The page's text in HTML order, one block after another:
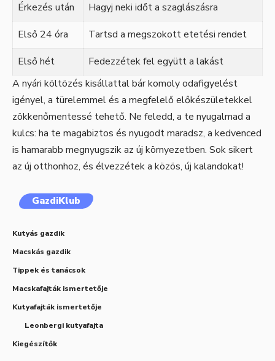
Érkezés után
Hagyj neki időt a szaglászásra
Első 24 óra
Tartsd a megszokott etetési rendet
Első hét
Fedezzétek fel együtt a lakást
A nyári költözés kisállattal bár komoly odafigyelést
igényel, a türelemmel és a megfelelő előkészületekkel
zökkenőmentessé tehető. Ne feledd, a te nyugalmad a
kulcs: ha te magabiztos és nyugodt maradsz, a kedvenced
is hamarabb megnyugszik az új környezetben. Sok sikert
az új otthonhoz, és élvezzétek a közös, új kalandokat!
GazdiKlub
Kutyás gazdik
Macskás gazdik
Tippek és tanácsok
Macskafajták ismertetője
Kutyafajták ismertetője
Leonbergi kutyafajta
Kiegészítők